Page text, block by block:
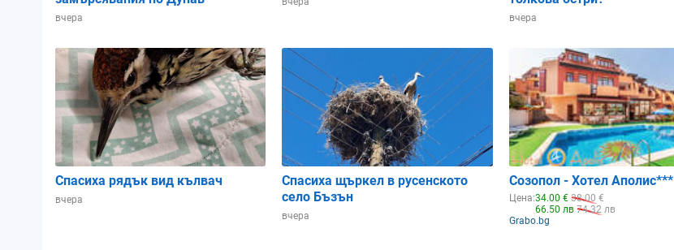
вчера вчера
Спасиха рядък вид кълвач
вчера
Спасиха щъркел в русенското
село Бъзън
вчера
Созопол - Хотел Аполис***
Цена:34.00 € 38.00 €
66.50 лв 74.32 лв
Grabo.bg